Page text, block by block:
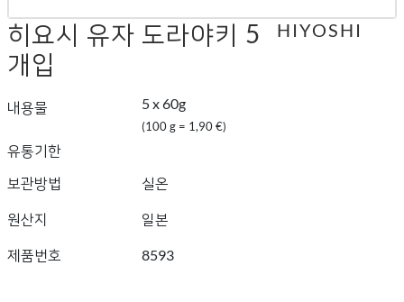
히요시 유자 도라야키 5
개입
내용물 5 x 60g
(100 g = 1,90 €)
유통기한
보관방법
실온
원산지 일본
제품번호 8593
HIYOSHI